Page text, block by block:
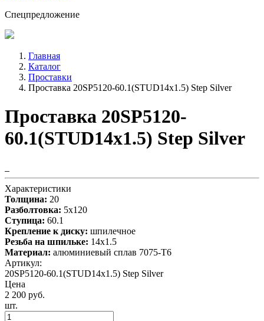
Спецпредложение
Главная
Каталог
Проставки
Проставка 20SP5120-60.1(STUD14x1.5) Step Silver
Проставка 20SP5120-
60.1(STUD14x1.5) Step Silver
Характеристики
Толщина: 20
Разболтовка: 5x120
Ступица: 60.1
Крепление к диску: шпилечное
Резьба на шпильке: 14х1.5
Материал: алюминиевый сплав 7075-T6
Артикул:
20SP5120-60.1(STUD14x1.5) Step Silver
Цена
2 200 руб.
шт.